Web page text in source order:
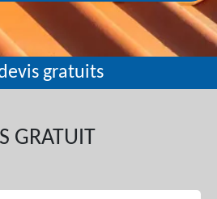
gratuits
GRATUIT